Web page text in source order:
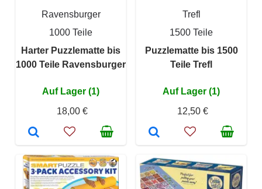
Ravensburger
1000 Teile
Harter Puzzlematte bis
1000 Teile Ravensburger
Auf Lager (1)
18,00 €
Trefl
1500 Teile
Puzzlematte bis 1500
Teile Trefl
Auf Lager (1)
12,50 €